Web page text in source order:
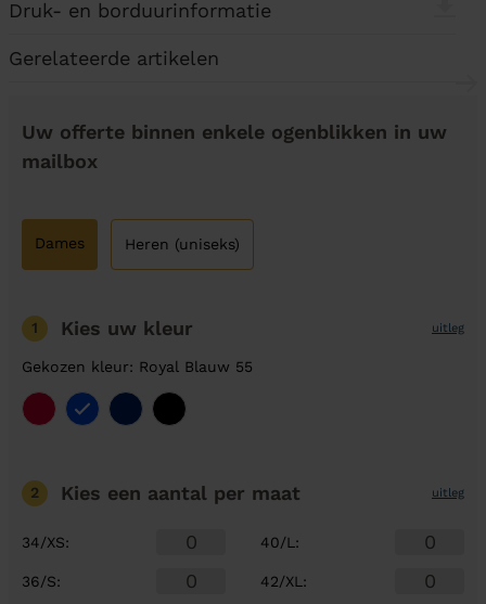
Druk- en borduurinformatie
Gerelateerde artikelen
Uw offerte binnen enkele ogenblikken in uw
mailbox
Dames Heren (uniseks)
1 Kies uw kleur uitleg
Gekozen kleur: Royal Blauw 55
2 Kies een aantal per maat uitleg
34/XS:
36/S:
40/L :
42/XL :